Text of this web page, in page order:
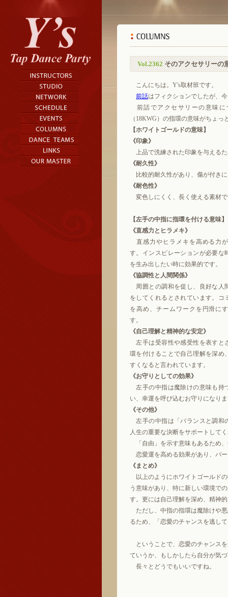
Vol.2362そのアクセサリーの
こんにちは。Y's取材班です。
前話はフィクションでしたが、
前話でアクセサリーの意味に
（18KWG）の指環の意味がちょ
【ホワイトゴールドの意味】
《印象》
上品で洗練された印象を与える
《耐久性》
比較的耐久性があり、傷が付き
《耐色性》
変色しにくく、長く使える素材
【左手の中指に指環を付ける意味】
《直感力とヒラメキ》
直感力やヒラメキを高める力
す。インスピレーションが必要な
を生み出したい時に効果的です。
《協調性と人間関係》
周囲との調和を促し、良好な人
をしてくれるとされています。コ
を高め、チームワークを円滑に
す。
《自己理解と精神的な安定》
左手は受容性や感受性を表すと
環を付けることで自己理解を深め
すくなると言われています。
《お守りとしての効果》
左手の中指は魔除けの意味も持
い、幸運を呼び込むお守りになり
《その他》
左手の中指は「バランスと調和
人生の重要な決断をサポートして
「自由」を示す意味もあるため
恋愛運を高める効果があり、パ
《まとめ》
以上のようにホワイトゴールド
う意味があり、特に新しい環境で
す。更には自己理解を深め、精神
ただし、中指の指環は魔除けや
るため、「恋愛のチャンスを逃し
ということで、恋愛のチャンス
ていうか、もしかしたら自分が気
長々とどうでもいいですね。